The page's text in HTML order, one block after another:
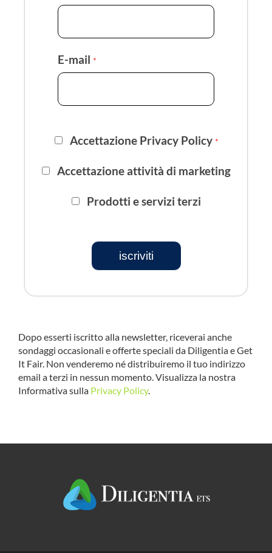
E-mail *
Accettazione Privacy Policy *
Accettazione attività di marketing
Prodotti e servizi terzi
iscriviti
Dopo esserti iscritto alla newsletter, riceverai anche
sondaggi occasionali e offerte speciali da Diligentia e Get
It Fair. Non venderemo né distribuiremo il tuo indirizzo
email a terzi in nessun momento. Visualizza la nostra
Informativa sulla Privacy Policy.